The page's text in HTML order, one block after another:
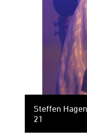
Steffen
21